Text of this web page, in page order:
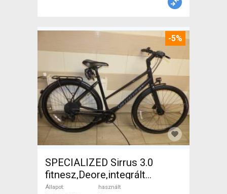
-5%
SPECIALIZED Sirrus 3.0
fitnesz,Deore,integrált
hajtás,11sp Trekking/cross
Állapot
használt